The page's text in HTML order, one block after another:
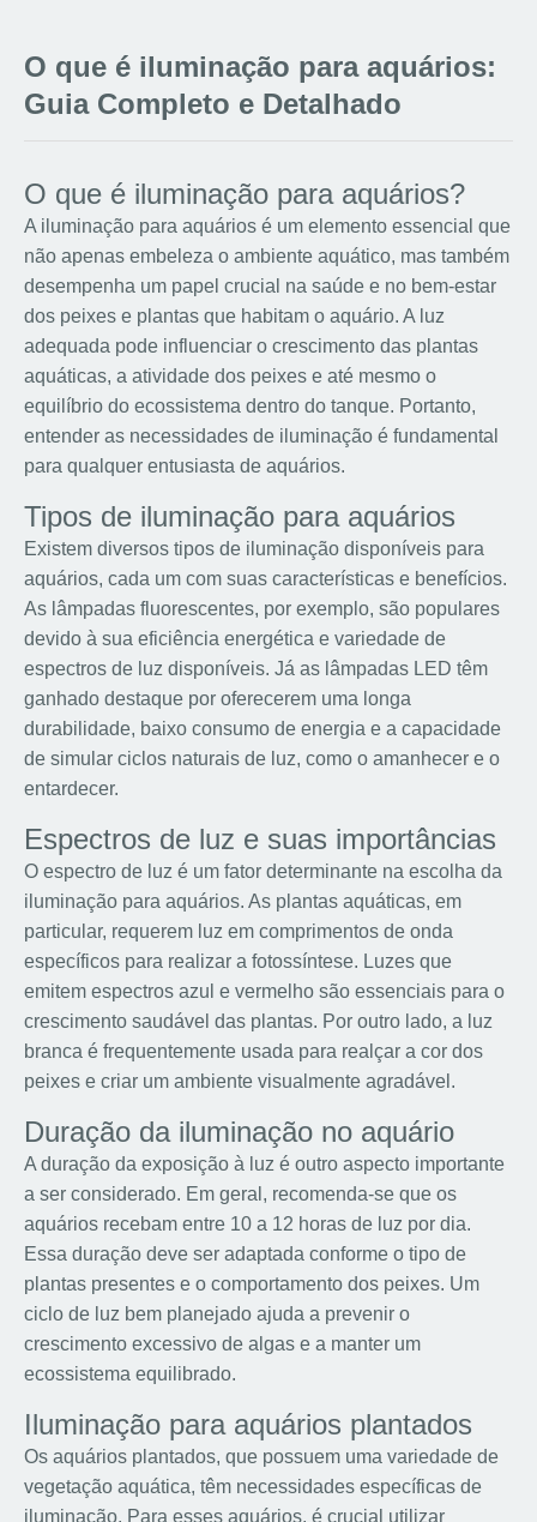
O que é iluminação para aquários:
Guia Completo e Detalhado
O que é iluminação para aquários?
A iluminação para aquários é um elemento essencial que
não apenas embeleza o ambiente aquático, mas também
desempenha um papel crucial na saúde e no bem-estar
dos peixes e plantas que habitam o aquário. A luz
adequada pode influenciar o crescimento das plantas
aquáticas, a atividade dos peixes e até mesmo o
equilíbrio do ecossistema dentro do tanque. Portanto,
entender as necessidades de iluminação é fundamental
para qualquer entusiasta de aquários.
Tipos de iluminação para aquários
Existem diversos tipos de iluminação disponíveis para
aquários, cada um com suas características e benefícios.
As lâmpadas fluorescentes, por exemplo, são populares
devido à sua eficiência energética e variedade de
espectros de luz disponíveis. Já as lâmpadas LED têm
ganhado destaque por oferecerem uma longa
durabilidade, baixo consumo de energia e a capacidade
de simular ciclos naturais de luz, como o amanhecer e o
entardecer.
Espectros de luz e suas importâncias
O espectro de luz é um fator determinante na escolha da
iluminação para aquários. As plantas aquáticas, em
particular, requerem luz em comprimentos de onda
específicos para realizar a fotossíntese. Luzes que
emitem espectros azul e vermelho são essenciais para o
crescimento saudável das plantas. Por outro lado, a luz
branca é frequentemente usada para realçar a cor dos
peixes e criar um ambiente visualmente agradável.
Duração da iluminação no aquário
A duração da exposição à luz é outro aspecto importante
a ser considerado. Em geral, recomenda-se que os
aquários recebam entre 10 a 12 horas de luz por dia.
Essa duração deve ser adaptada conforme o tipo de
plantas presentes e o comportamento dos peixes. Um
ciclo de luz bem planejado ajuda a prevenir o
crescimento excessivo de algas e a manter um
ecossistema equilibrado.
Iluminação para aquários plantados
Os aquários plantados, que possuem uma variedade de
vegetação aquática, têm necessidades específicas de
iluminação. Para esses aquários, é crucial utilizar